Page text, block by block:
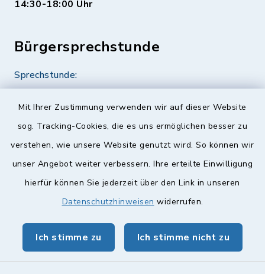
Mit Ihrer Zustimmung verwenden wir auf dieser Website
sog. Tracking-Cookies, die es uns ermöglichen besser zu
verstehen, wie unsere Website genutzt wird. So können wir
unser Angebot weiter verbessern. Ihre erteilte Einwilligung
hierfür können Sie jederzeit über den Link in unseren
Datenschutzhinweisen widerrufen.
Ich stimme zu Ich stimme nicht zu
14:30-18:00 Uhr
Bürgersprechstunde
Sprechstunde:
Quicklinks
Landkreis Lichtenfels
geoPortal Lichtenfels